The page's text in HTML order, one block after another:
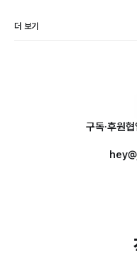
더 보기
구독·후원협